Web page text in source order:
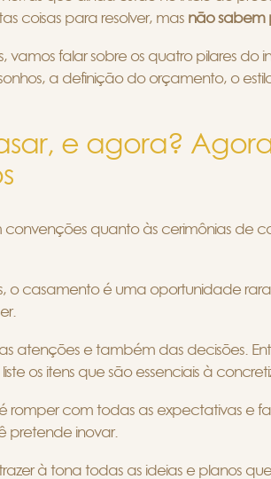
coisas para resolver, mas não sabem
vamos falar sobre os quatro pilares
a definição do orçamento, o
e agora?
convenções quanto às cerimônias de
o casamento é uma oportunidade
atenções e também das decisões.
os itens que são essenciais à
romper com todas as expectativas e
pretende inovar.
à tona todas as ideias e planos